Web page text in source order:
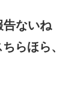
告ないね
らほら、